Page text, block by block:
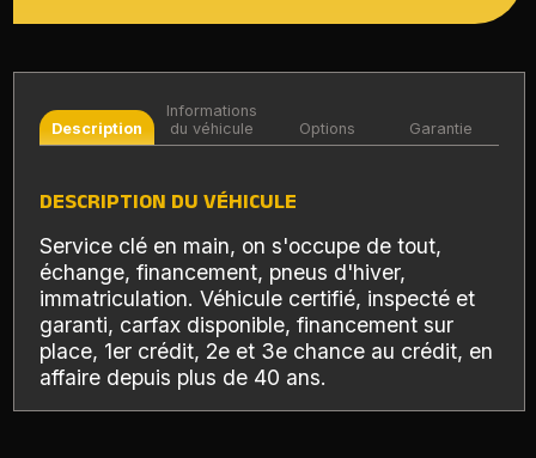
Description
Informations
du véhicule
Options Garantie
DESCRIPTION DU VÉHICULE
Service clé en main, on s'occupe de tout,
échange, financement, pneus d'hiver,
immatriculation. Véhicule certifié, inspecté et
garanti, carfax disponible, financement sur
place, 1er crédit, 2e et 3e chance au crédit, en
affaire depuis plus de 40 ans.